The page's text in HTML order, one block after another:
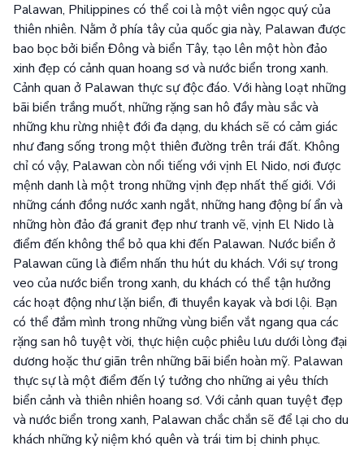
Palawan, Philippines có thể coi là một viên ngọc quý của
thiên nhiên. Nằm ở phía tây của quốc gia này, Palawan được
bao bọc bởi biển Đông và biển Tây, tạo lên một hòn đảo
xinh đẹp có cảnh quan hoang sơ và nước biển trong xanh.
Cảnh quan ở Palawan thực sự độc đáo. Với hàng loạt những
bãi biển trắng muốt, những rặng san hô đầy màu sắc và
những khu rừng nhiệt đới đa dạng, du khách sẽ có cảm giác
như đang sống trong một thiên đường trên trái đất. Không
chỉ có vậy, Palawan còn nổi tiếng với vịnh El Nido, nơi được
mệnh danh là một trong những vịnh đẹp nhất thế giới. Với
những cánh đồng nước xanh ngắt, những hang động bí ẩn và
những hòn đảo đá granit đẹp như tranh vẽ, vịnh El Nido là
điểm đến không thể bỏ qua khi đến Palawan. Nước biển ở
Palawan cũng là điểm nhấn thu hút du khách. Với sự trong
veo của nước biển trong xanh, du khách có thể tận hưởng
các hoạt động như lặn biển, đi thuyền kayak và bơi lội. Bạn
có thể đắm mình trong những vùng biển vắt ngang qua các
rặng san hô tuyệt vời, thực hiện cuộc phiêu lưu dưới lòng đại
dương hoặc thư giãn trên những bãi biển hoàn mỹ. Palawan
thực sự là một điểm đến lý tưởng cho những ai yêu thích
biển cảnh và thiên nhiên hoang sơ. Với cảnh quan tuyệt đẹp
và nước biển trong xanh, Palawan chắc chắn sẽ để lại cho du
khách những kỷ niệm khó quên và trái tim bị chinh phục.